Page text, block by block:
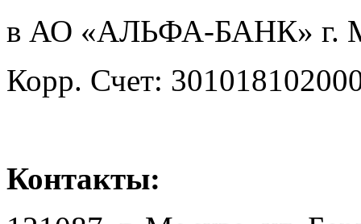
в АО «АЛЬФА-БАНК» г.
Корр. Счет:
Контакты: